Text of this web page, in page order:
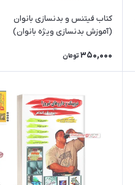
کتاب فیتنس و بدنسازی بانوان
(آموزش بدنسازی ویژه بانوان)
350,000 تومان